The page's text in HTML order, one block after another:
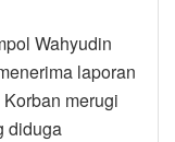
Wahyudin
laporan
merugi
diduga